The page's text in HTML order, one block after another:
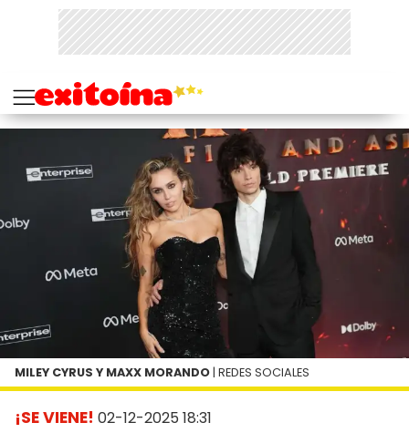
¡SE VIENE! 02-12-2025 18:31
MILEY CYRUS Y MAXX MORANDO | REDES SOCIALES